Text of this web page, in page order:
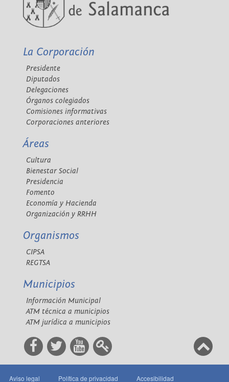
La Corporación
Presidente
Diputados
Delegaciones
Órganos colegiados
Comisiones informativas
Corporaciones anteriores
Áreas
Cultura
Bienestar Social
Presidencia
Fomento
Economía y Hacienda
Organización y RRHH
Organismos
CIPSA
REGTSA
Municipios
Información Municipal
ATM técnica a municipios
ATM jurídica a municipios
Aviso legal Política de privacidad Accesibilidad